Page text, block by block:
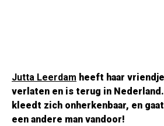
Jutta Leerdam heeft haar
verlaten en is terug in
kleedt zich onherkenbaar, en
een andere man vandoor!